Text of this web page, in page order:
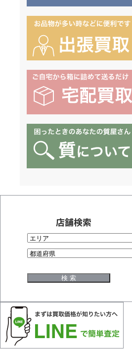
店舗検索